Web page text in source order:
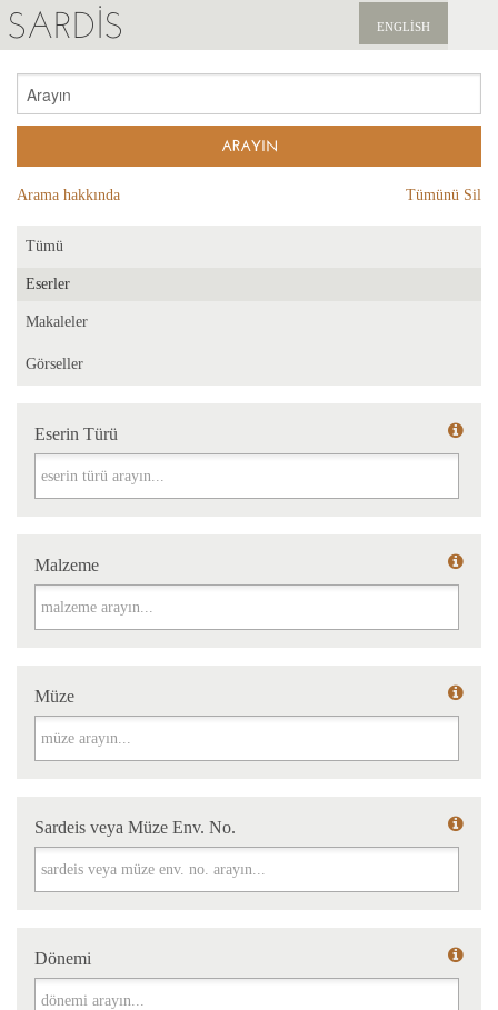
SARDIS ENGLISH
KEŞFET
YAYINLAR
Arama hakkında Tümünü Sil
Tümü
Eserler
Makaleler
Görseller
Eserin Türü
Eserin Türü
Malzeme
Malzeme
Müze
Müze
Sardeis veya Müze Env. No.
Sardeis veya Müze Env. No.
Dönemi
Dönemi